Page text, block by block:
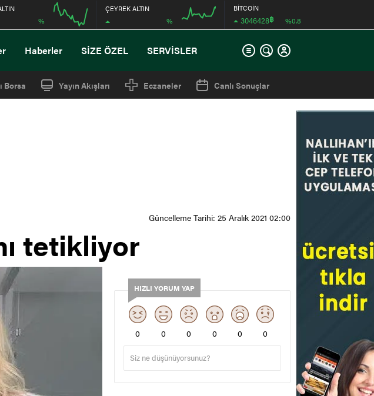
%
ÇEYREK ALTIN
%
BİTCOİN
3046428฿ %0.8
Haberler SİZE ÖZEL SERVİSLER
Borsa Yayın Akışları Eczaneler Canlı Sonuçlar
Güncelleme Tarihi: 25 Aralık 2021 02:00
tetikliyor
HIZLI YORUM YAP
0 0 0 0 0 0